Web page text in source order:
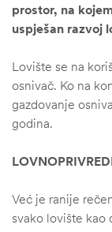
prostor, na
uspješan razvoj
Lovište se na
osnivač. Ko na
gazdovanje
godina.
Već je ranije
svako lovište kao